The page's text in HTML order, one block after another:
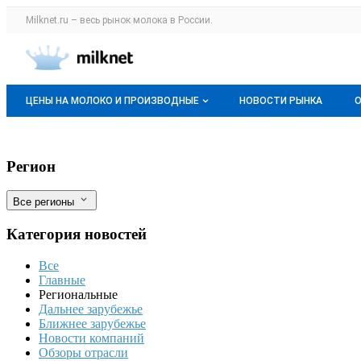
Раздел навигации по сайту milknet.ru
Milknet.ru – весь рынок молока в России.
Авторизация и меню пользователя
Навигация по разделам сайта milknet.ru
ЦЕНЫ НА МОЛОКО И ПРОИЗВОДНЫЕ
О мониторингах
Актуальные мониторинги
Динамика цен
Отзывы
НОВОСТИ РЫНКА
Производители мидий и устриц на юге
Фильтры
Регион
Все регионы
Категория новостей
Все
Главные
Региональные
Дальнее зарубежье
Ближнее зарубежье
Новости компаний
Обзоры отрасли